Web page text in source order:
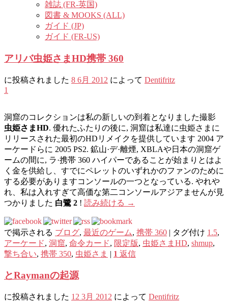
雑誌 (FR-英国)
図書 & MOOKS (ALL)
ガイド (JP)
ガイド (FR-US)
アリバ虫姫さまHD携帯 360
に投稿されました 8 6月 2012 によって Dentifritz
1
洞窟のコレクションは私の新しいの到着となりました撮影
虫姫さまHD. 優れたふたりの後に, 洞窟は私達に虫姫さまに
リリースされた最初のHDリメイクを提供しています 2004 ア
ーケードらに 2005 PS2. 鉱山·デ·離煙, XBLAや日本の洞窟ゲ
ームの間に, ラ·携帯 360 ハイパーであることが始まりとはよ
く金を供給し、すでにペレットのいずれかのファンのために
する必要がありますコンソールの一つとなっている. やれや
れ、私は入れすぎて高価な第二コンソールアジアませんが見
つかりました 白鷺 2 ! 読み続ける →
で掲示される ブログ, 最近のゲーム, 携帯 360 | タグ付け 1.5,
アーケード, 洞窟, 命令カード, 限定版, 虫姫さまHD, shmup,
撃ち合い, 携帯 350, 虫姫さま | 1 返信
とRaymanの起源
に投稿されました 12 3月 2012 によって Dentifritz